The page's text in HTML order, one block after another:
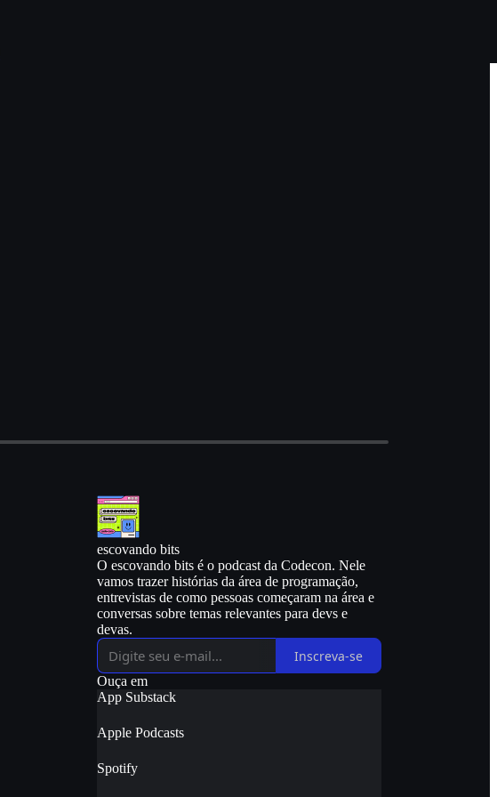
escovando bits
O escovando bits é o podcast da Codecon. Nele
vamos trazer histórias da área de programação,
entrevistas de como pessoas começaram na área e
conversas sobre temas relevantes para devs e
devas.
Inscreva-se
Ouça em
App Substack
Apple Podcasts
Spotify